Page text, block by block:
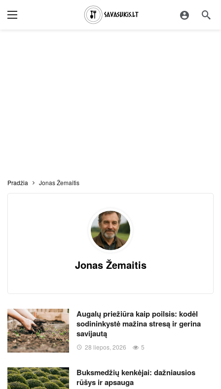
Pradžia Jonas Žemaitis
Jonas Žemaitis
Augalų priežiūra kaip poilsis: kodėl
sodininkystė mažina stresą ir gerina
savijautą
28 liepos, 2026 5
Buksmedžių kenkėjai: dažniausios
rūšys ir apsauga